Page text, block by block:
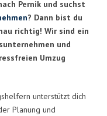
Pernik und suchst
? Dann bist du
richtig! Wir sind ein
und
Umzug
unterstützt dich
Planung und